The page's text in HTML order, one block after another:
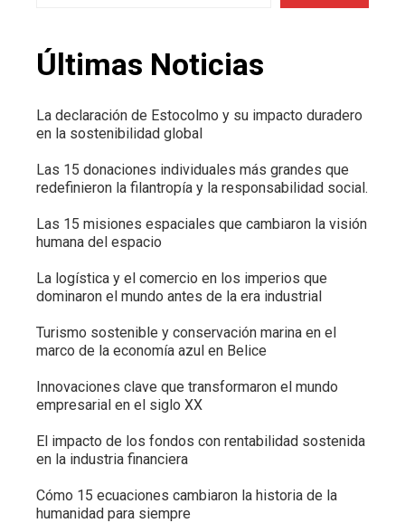
Últimas Noticias
La declaración de Estocolmo y su impacto duradero
en la sostenibilidad global
Las 15 donaciones individuales más grandes que
redefinieron la filantropía y la responsabilidad social.
Las 15 misiones espaciales que cambiaron la visión
humana del espacio
La logística y el comercio en los imperios que
dominaron el mundo antes de la era industrial
Turismo sostenible y conservación marina en el
marco de la economía azul en Belice
Innovaciones clave que transformaron el mundo
empresarial en el siglo XX
El impacto de los fondos con rentabilidad sostenida
en la industria financiera
Cómo 15 ecuaciones cambiaron la historia de la
humanidad para siempre